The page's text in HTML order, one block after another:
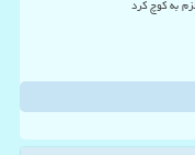
به کوچ کرد